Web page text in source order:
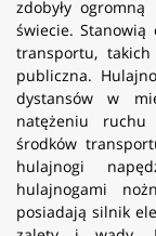
zdobyły
świecie.
transportu,
publiczna.
dystansów w
natężeniu
środków
hulajnogi
hulajnogami
posiadają silnik